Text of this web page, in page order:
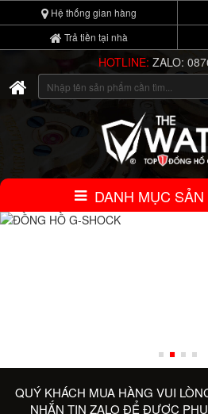
Hệ thống gian hàng
Trả tiền tại nhà
HOTLINE: ZALO:
DANH MỤC
QUÝ KHÁCH MUA HÀNG VUI
NHẮN TIN ZALO ĐỂ ĐƯỢC